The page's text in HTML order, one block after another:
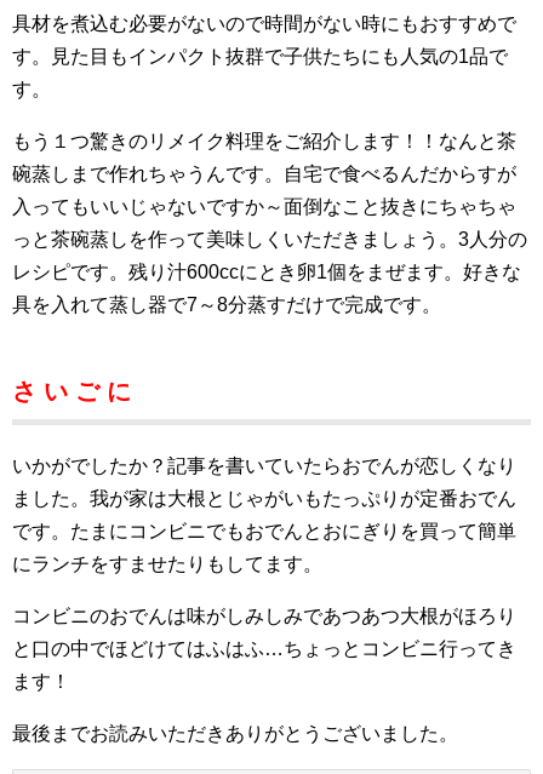
具材を煮込む必要がないので時間がない時にもおすすめで
す。見た目もインパクト抜群で子供たちにも人気の1品で
す。
もう１つ驚きのリメイク料理をご紹介します！！なんと茶
碗蒸しまで作れちゃうんです。自宅で食べるんだからすが
入ってもいいじゃないですか～面倒なこと抜きにちゃちゃ
っと茶碗蒸しを作って美味しくいただきましょう。3人分の
レシピです。残り汁600ccにとき卵1個をまぜます。好きな
具を入れて蒸し器で7～8分蒸すだけで完成です。
さ い ご に
いかがでしたか？記事を書いていたらおでんが恋しくなり
ました。我が家は大根とじゃがいもたっぷりが定番おでん
です。たまにコンビニでもおでんとおにぎりを買って簡単
にランチをすませたりもしてます。
コンビニのおでんは味がしみしみであつあつ大根がほろり
と口の中でほどけてはふはふ…ちょっとコンビニ行ってき
ます！
最後までお読みいただきありがとうございました。